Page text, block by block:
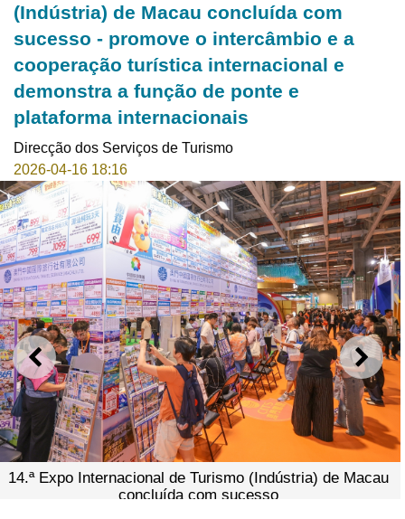
(Indústria) de Macau concluída com
sucesso - promove o intercâmbio e a
cooperação turística internacional e
demonstra a função de ponte e
plataforma internacionais
Direcção dos Serviços de Turismo
2026-04-16 18:16
ANTERIOR
14.ª Expo Internacional de Turismo (Indústria) de Macau
concluída com sucesso